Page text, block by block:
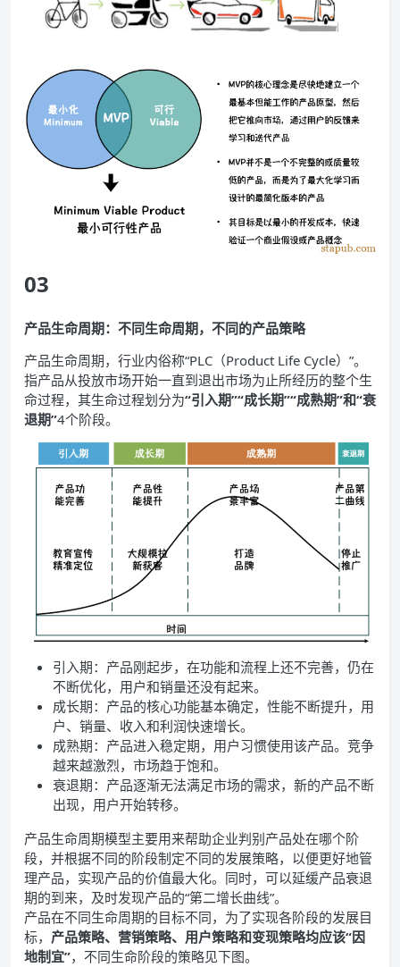
03
产品生命周期：不同生命周期，不同的产品策略
产品生命周期，行业内俗称“PLC（Product Life Cycle）”。
指产品从投放市场开始一直到退出市场为止所经历的整个生
命过程，其生命过程划分为“引入期”“成长期”“成熟期”和“衰
退期”4个阶段。
引入期：产品刚起步，在功能和流程上还不完善，仍在
不断优化，用户和销量还没有起来。
成长期：产品的核心功能基本确定，性能不断提升，用
户、销量、收入和利润快速增长。
成熟期：产品进入稳定期，用户习惯使用该产品。竞争
越来越激烈，市场趋于饱和。
衰退期：产品逐渐无法满足市场的需求，新的产品不断
出现，用户开始转移。
产品生命周期模型主要用来帮助企业判别产品处在哪个阶
段，并根据不同的阶段制定不同的发展策略，以便更好地管
理产品，实现产品的价值最大化。同时，可以延缓产品衰退
期的到来，及时发现产品的“第二增长曲线”。
产品在不同生命周期的目标不同，为了实现各阶段的发展目
标， 产品策略、营销策略、用户策略和变现策略均应该“因
地制宜”，不同生命阶段的策略见下图。